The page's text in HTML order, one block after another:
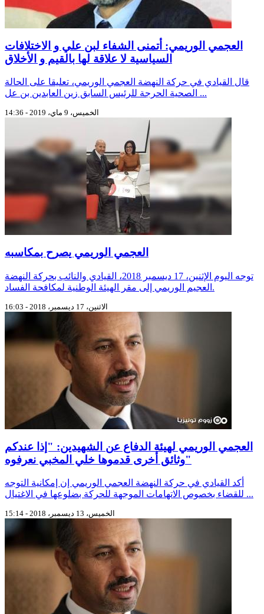
العجمي الوريمي: أتمنى الشفاء لبن علي و الاختلافات
السياسية لا علاقة لها بالقيم و الأخلاق
قال القيادي في حركة النهضة العجمي الوريمي، تعليقا على الحالة
الصحية الحرجة للرئيس السابق زين العابدين بن عل ...
الخميس، 9 ماي، 2019 - 14:36
العجمي الوريمي يصرح بمكاسبه
توجه اليوم الإثنين، 17 ديسمبر 2018، القيادي والنائب بحركة النهضة
العجيم الوريمي إلى مقر الهيئة الوطنية لمكافحة الفساد.
الاثنين، 17 ديسمبر، 2018 - 16:03
العجمي الوريمي لهيئة الدفاع عن الشهيدين: "إذا عندكم
وثائق أخرى قدموها خلي المخبي نعرفوه"
أكد القيادي في حركة النهضة العجمي الوريمي إن إمكانية التوجه
للقضاء بخصوص الاتهامات الموجهة للحركة بضلوعها في الاغتيال ...
الخميس، 13 ديسمبر، 2018 - 15:14